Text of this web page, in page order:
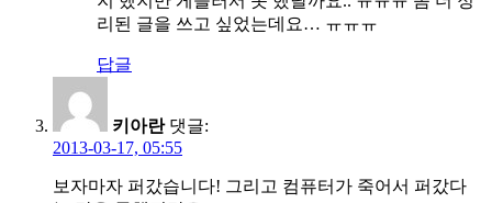
리된 글을 쓰고 싶었는데요… ㅠㅠㅠ
답글
키아란 댓글:
2013-03-17, 05:55
보자마자 퍼갔습니다! 그리고 컴퓨터가 죽어서 퍼갔다